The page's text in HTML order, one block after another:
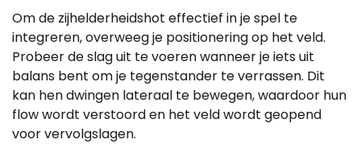
Om de zijhelderheidshot effectief in je spel te
integreren, overweeg je positionering op het veld.
Probeer de slag uit te voeren wanneer je iets uit
balans bent om je tegenstander te verrassen. Dit
kan hen dwingen lateraal te bewegen, waardoor hun
flow wordt verstoord en het veld wordt geopend
voor vervolgslagen.